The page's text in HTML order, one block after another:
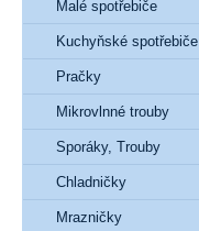
Malé spotřebiče
Kuchyňské spotřebiče
Pračky
Mikrovlnné trouby
Sporáky, Trouby
Chladničky
Mrazničky